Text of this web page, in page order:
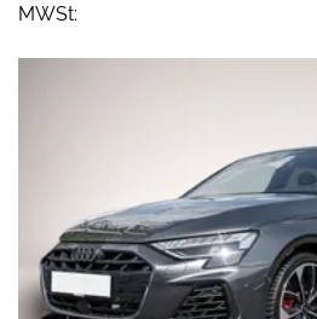
MWSt: